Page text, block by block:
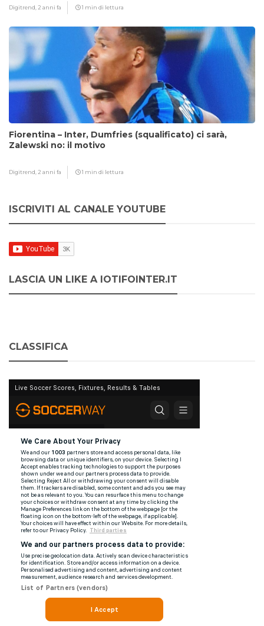
Digitrend, 2 anni fa 1 min di lettura
Fiorentina – Inter, Dumfries (squalificato) ci sarà,
Zalewski no: il motivo
Digitrend, 2 anni fa 1 min di lettura
ISCRIVITI AL CANALE YOUTUBE
LASCIA UN LIKE A IOTIFOINTER.IT
CLASSIFICA